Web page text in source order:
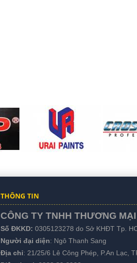
THÔNG TIN
CÔNG TY TNHH THƯƠNG
Số ĐKKD: 0305123278 do Sở KHĐT Tp.
Người đại diện: Ngô Thanh Sang
Địa chỉ: 21/25/6 Lê Công Phép, P.An Lạc,